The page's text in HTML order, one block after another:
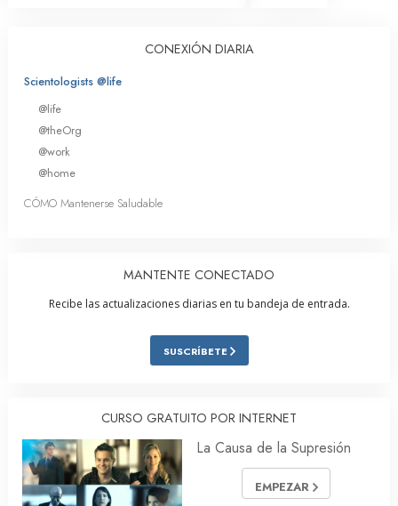
CONEXIÓN DIARIA
Scientologists @life
@life
@theOrg
@work
@home
CÓMO Mantenerse Saludable
MANTENTE CONECTADO
Recibe las actualizaciones diarias en tu bandeja de entrada.
SUSCRÍBETE
CURSO GRATUITO POR INTERNET
La Causa de la Supresión
EMPEZAR